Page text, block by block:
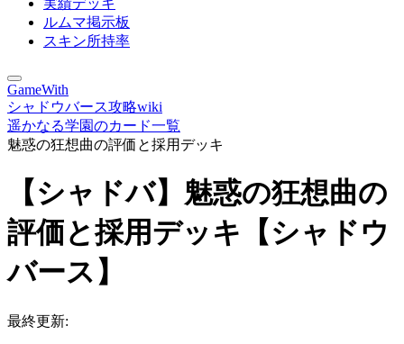
実績デッキ
ルムマ掲示板
スキン所持率
GameWith
シャドウバース攻略wiki
遥かなる学園のカード一覧
魅惑の狂想曲の評価と採用デッキ
【シャドバ】魅惑の狂想曲の
評価と採用デッキ【シャドウ
バース】
最終更新: